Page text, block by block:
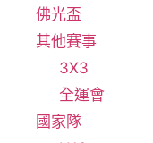
佛光盃
其他賽事
3X3
全運會
國家隊